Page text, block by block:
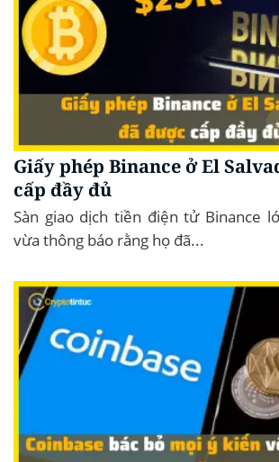
Giấy phép Binance ở El
cấp đầy đủ
Sàn giao dịch tiền điện tử Binance
vừa thông báo rằng họ đã...